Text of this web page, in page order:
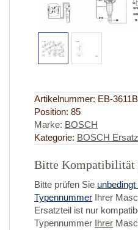
Artikelnummer: EB-
Position: 85
Marke: BOSCH
Kategorie: BOSCH
Bitte Kompatibilität
Bitte prüfen Sie
Typennummer Ihrer
Ersatzteil ist nur
Typennummer Ihrer